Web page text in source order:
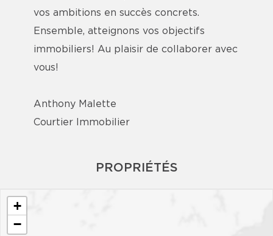
vos ambitions en succès concrets.
Ensemble, atteignons vos objectifs
immobiliers! Au plaisir de collaborer avec
vous!
Anthony Malette
Courtier Immobilier
PROPRIÉTÉS
+
−